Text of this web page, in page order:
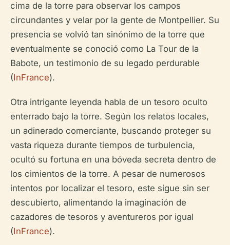
cima de la torre para observar los campos
circundantes y velar por la gente de Montpellier. Su
presencia se volvió tan sinónimo de la torre que
eventualmente se conoció como La Tour de la
Babote, un testimonio de su legado perdurable
(InFrance).
Otra intrigante leyenda habla de un tesoro oculto
enterrado bajo la torre. Según los relatos locales,
un adinerado comerciante, buscando proteger su
vasta riqueza durante tiempos de turbulencia,
ocultó su fortuna en una bóveda secreta dentro de
los cimientos de la torre. A pesar de numerosos
intentos por localizar el tesoro, este sigue sin ser
descubierto, alimentando la imaginación de
cazadores de tesoros y aventureros por igual
(InFrance).